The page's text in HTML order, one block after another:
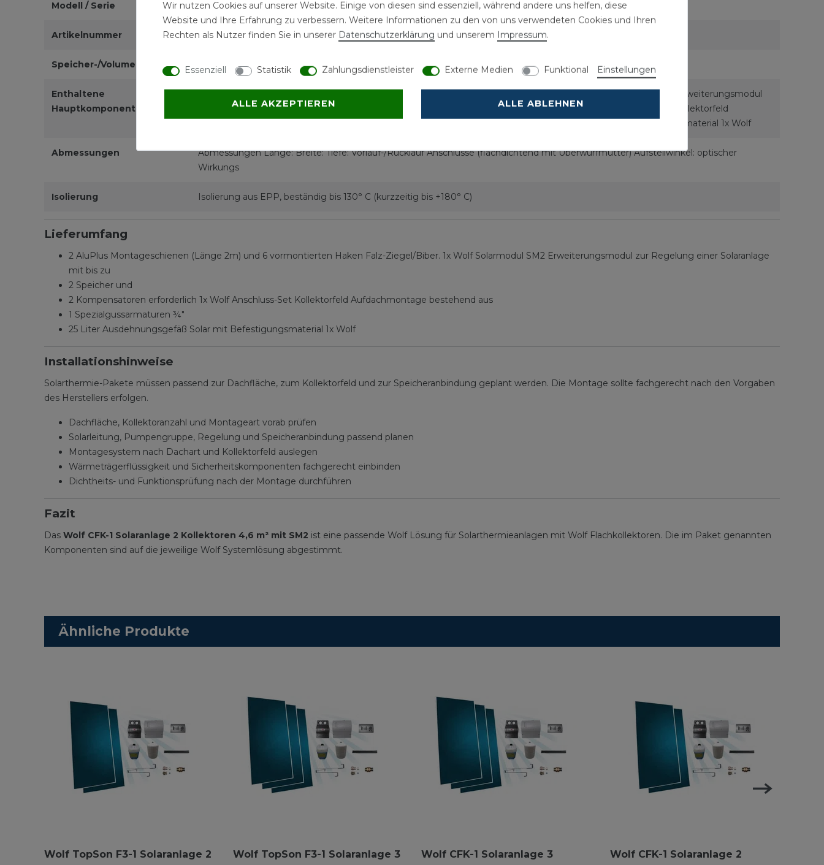
Modell / Serie CFK-1
Artikelnummer 2486524C03-BM
Speicher-/Volumenangaben 25 Liter, 20 Liter
Enthaltene
Hauptkomponenten
2 AluPlus Montageschienen (Länge 2m) und 6 vormontierten Haken Falz-Ziegel/Biber. 1x Wolf Solarmodul SM2 Erweiterungsmodul
zur Regelung einer Solaranlage mit bis zu, 2 Speicher und, 2 Kompensatoren erforderlich 1x Wolf Anschluss-Set Kollektorfeld
Aufdachmontage bestehend aus, 1 Spezialgussarmaturen ¾", 25 Liter Ausdehnungsgefäß Solar mit Befestigungsmaterial 1x Wolf
Abmessungen
Abmessungen Länge: Breite: Tiefe: Vorlauf-/Rücklauf Anschlüsse (flachdichtend mit Überwurfmutter) Aufstellwinkel: optischer
Wirkungs
Isolierung Isolierung aus EPP, beständig bis 130° C (kurzzeitig bis +180° C)
Lieferumfang
2 AluPlus Montageschienen (Länge 2m) und 6 vormontierten Haken Falz-Ziegel/Biber. 1x Wolf Solarmodul SM2 Erweiterungsmodul zur Regelung einer Solaranlage
mit bis zu
2 Speicher und
2 Kompensatoren erforderlich 1x Wolf Anschluss-Set Kollektorfeld Aufdachmontage bestehend aus
1 Spezialgussarmaturen ¾"
25 Liter Ausdehnungsgefäß Solar mit Befestigungsmaterial 1x Wolf
Installationshinweise
Solarthermie-Pakete müssen passend zur Dachfläche, zum Kollektorfeld und zur Speicheranbindung geplant werden. Die Montage sollte fachgerecht nach den Vorgaben
des Herstellers erfolgen.
Dachfläche, Kollektoranzahl und Montageart vorab prüfen
Solarleitung, Pumpengruppe, Regelung und Speicheranbindung passend planen
Montagesystem nach Dachart und Kollektorfeld auslegen
Wärmeträgerflüssigkeit und Sicherheitskomponenten fachgerecht einbinden
Dichtheits- und Funktionsprüfung nach der Montage durchführen
Fazit
Das Wolf CFK-1 Solaranlage 2 Kollektoren 4,6 m² mit SM2 ist eine passende Wolf Lösung für Solarthermieanlagen mit Wolf Flachkollektoren. Die im Paket genannten
Komponenten sind auf die jeweilige Wolf Systemlösung abgestimmt.
Ähnliche Produkte
Wolf TopSon F3-1 Solaranlage 2 Wolf TopSon F3-1 Solaranlage 3 Wolf CFK-1 Solaranlage 3 Wolf CFK-1 Solaranlage 2
Wir nutzen Cookies auf unserer Website. Einige von diesen sind essenziell, während andere uns helfen, diese
Website und Ihre Erfahrung zu verbessern. Weitere Informationen zu den von uns verwendeten Cookies und Ihren
Rechten als Nutzer finden Sie in unserer Daten­schutz­erklärung und unserem Impressum.
Essenziell Statistik Zahlungsdienstleister Externe Medien Funktional Einstellungen
ALLE AKZEPTIEREN ALLE ABLEHNEN